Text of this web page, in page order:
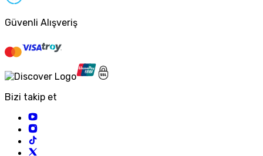
Güvenli Alışveriş
Bizi takip et